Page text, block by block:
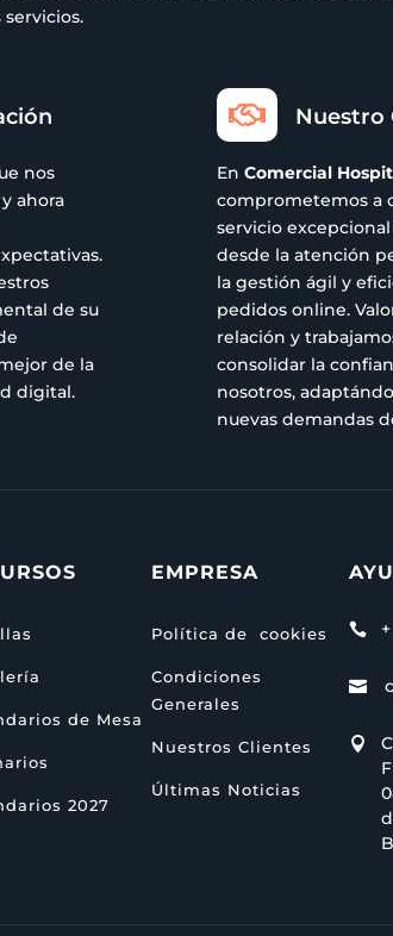
nos
ahora
de su
de la
digital.
 Nuestro
En Comercial
comprometemos a
servicio
desde la atención
la gestión ágil y
pedidos online.
relación y
consolidar la
nosotros,
nuevas demandas
de Mesa
2027
EMPRESA
Política de cookies
Condiciones
Generales
Nuestros Clientes
Últimas Noticias


